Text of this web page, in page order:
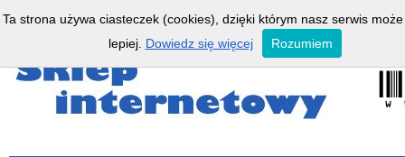
epsilon, pic, turbo, avr, maxx, klient, client, karta kliencka, modem, rs 232,
Ta strona używa ciasteczek (cookies), dzięki którym nasz serwis może
lepiej. Dowiedz się więcej Rozumiem